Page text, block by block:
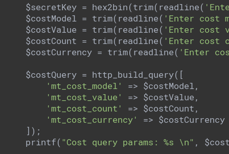
$secretKey = hex2bin(trim(readline(
$costModel = trim(readline( 'Enter cost
$costValue = trim(readline( 'Enter cost
$costCount = trim(readline( 'Enter cost
$costCurrency = trim(readline( 'Enter
$costQuery = http_build_query([
'mt_cost_model'
=> $costModel,
'mt_cost_value'
=> $costValue,
'mt_cost_count'
=> $costCount,
'mt_cost_currency'
=> $costCurrency
]);
printf( "Cost query params: %s \n" ,